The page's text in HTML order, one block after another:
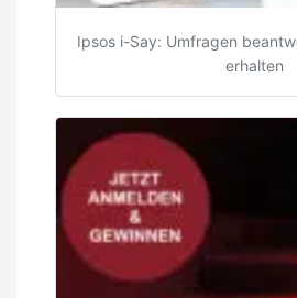
Ipsos i-Say: Umfragen
erhalten